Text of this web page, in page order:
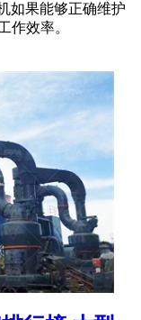
如果能够正确维护
作效率。